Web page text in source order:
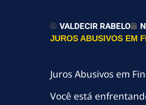
VALDECIR RABELO
JUROS ABUSIVOS EM
Juros Abusivos em
Você está